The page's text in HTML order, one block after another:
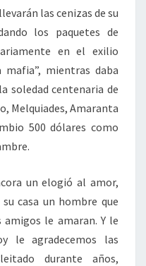
las cenizas de su
los paquetes de
en el exilio
mafia”, mientras daba
soledad centenaria de
Melquiades, Amaranta
500 dólares como
un elogió al amor,
casa un hombre que
le amaran. Y le
le agradecemos las
durante años,